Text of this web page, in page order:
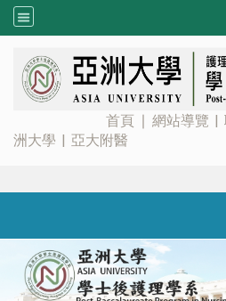
首頁 ∣ 網站導覽 |
洲大學 | 亞大附醫